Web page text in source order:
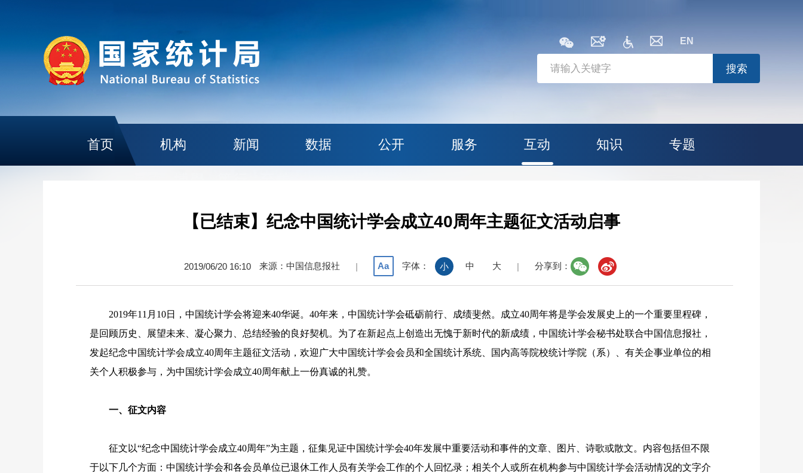
EN
搜索
首页 机构 新闻 数据 公开 服务 互动 知识 专题
【已结束】纪念中国统计学会成立40周年主题征文活动启事
2019/06/20 16:10 来源：中国信息报社 | Aa 字体： 小 中 大 | 分享到：
2019年11 月 10日，中国统计学会将迎来40华诞。 40年来，中国统计学会砥砺前行、成绩斐然。成立40周年将是学会发展史上的一个重要里程碑，
是回顾历史、展望未来、凝心聚力、总结经验的良好契机。为了在新起点上创造出无愧于新时代的新成绩，中国统计学会秘书处联合中国信息报社，
发起纪念中国统计学会成立40周年主题征文活动，欢迎广大中国统计学会会员和全国统计系统、国内高等院校统计学院（系）、有关企事业单位的相
关个人积极参与，为中国统计学会成立40周年献上一份真诚的礼赞。
一、征文内容
征文以“纪念中国统计学会成立40周年”为主题，征集见证中国统计学会40年发展中重要活动和事件的文章、图片、诗歌或散文。内容包括但不限
于以下几个方面：中国统计学会和各会员单位已退休工作人员有关学会工作的个人回忆录；相关个人或所在机构参与中国统计学会活动情况的文字介